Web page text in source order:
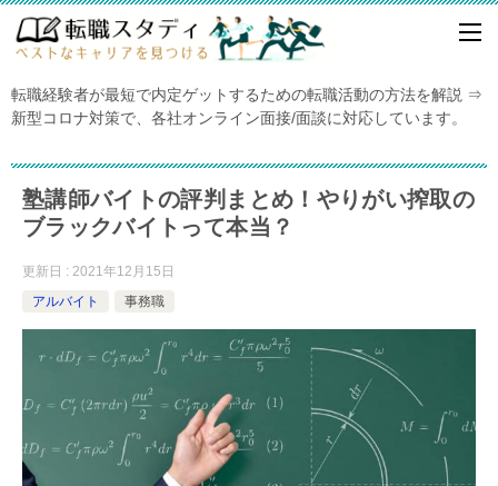
転職経験者が最短で内定ゲットするための転職活動の方法を解説 ⇒
新型コロナ対策で、各社オンライン面接/面談に対応しています。
塾講師バイトの評判まとめ！やりがい搾取の
ブラックバイトって本当？
更新日 : 2021年12月15日
アルバイト
事務職